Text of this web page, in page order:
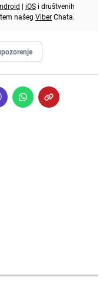
| iOS i društvenih
našeg ViberChata.